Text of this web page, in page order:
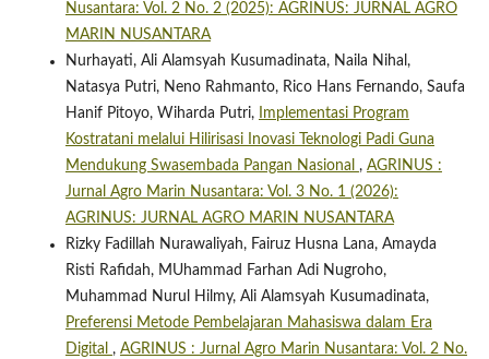
Nusantara: Vol. 2 No. 2 (2025): AGRINUS: JURNAL AGRO
MARIN NUSANTARA
Nurhayati, Ali Alamsyah Kusumadinata, Naila Nihal,
Natasya Putri, Neno Rahmanto, Rico Hans Fernando, Saufa
Hanif Pitoyo, Wiharda Putri,
Implementasi Program
Kostratani melalui Hilirisasi Inovasi Teknologi Padi Guna
Mendukung Swasembada Pangan Nasional , AGRINUS :
Jurnal Agro Marin Nusantara: Vol. 3 No. 1 (2026):
AGRINUS: JURNAL AGRO MARIN NUSANTARA
Rizky Fadillah Nurawaliyah, Fairuz Husna Lana, Amayda
Risti Rafidah, MUhammad Farhan Adi Nugroho,
Muhammad Nurul Hilmy, Ali Alamsyah Kusumadinata,
Preferensi Metode Pembelajaran Mahasiswa dalam Era
Digital , AGRINUS : Jurnal Agro Marin Nusantara: Vol. 2 No.